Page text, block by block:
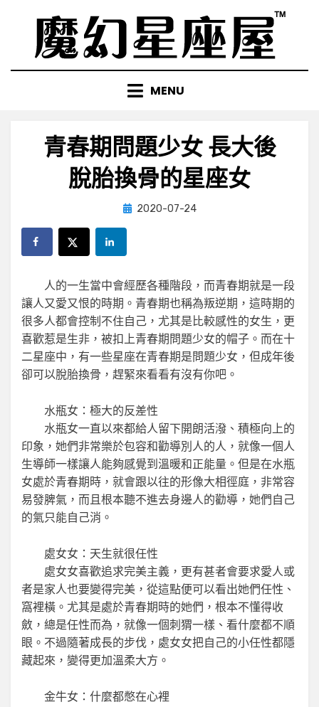
content
MENU
青春期問題少女 長大後
脫胎換骨的星座女
by小編
Posted
2020-07-24
人的一生當中會經歷各種階段，而青春期就是一段
讓人又愛又恨的時期。青春期也稱為叛逆期，這時期的
很多人都會控制不住自己，尤其是比較感性的女生，更
喜歡惹是生非，被扣上青春期問題少女的帽子。而在十
二星座中，有一些星座在青春期是問題少女，但成年後
卻可以脫胎換骨，趕緊來看看有沒有你吧。
水瓶女：極大的反差性
水瓶女一直以來都給人留下開朗活潑、積極向上的
印象，她們非常樂於包容和勸導別人的人，就像一個人
生導師一樣讓人能夠感覺到溫暖和正能量。但是在水瓶
女處於青春期時，就會跟以往的形像大相徑庭，非常容
易發脾氣，而且根本聽不進去身邊人的勸導，她們自己
的氣只能自己消。
處女女：天生就很任性
處女女喜歡追求完美主義，更有甚者會要求愛人或
者是家人也要變得完美，從這點便可以看出她們任性、
窩裡橫。尤其是處於青春期時的她們，根本不懂得收
斂，總是任性而為，就像一個刺猬一樣、看什麼都不順
眼。不過隨著成長的步伐，處女女把自己的小任性都隱
藏起來，變得更加溫柔大方。
金牛女：什麼都憋在心裡